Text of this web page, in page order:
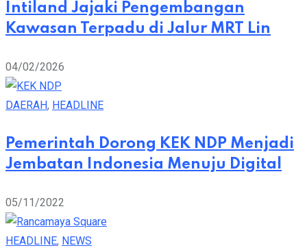
Intiland Jajaki Pengembangan
Kawasan Terpadu di Jalur MRT Lin
04/02/2026
DAERAH, HEADLINE
Pemerintah Dorong KEK NDP Menjadi
Jembatan Indonesia Menuju Digital
05/11/2022
HEADLINE, NEWS